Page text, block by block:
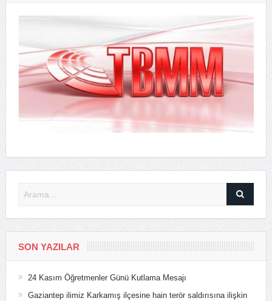
SON YAZILAR
24 Kasım Öğretmenler Günü Kutlama Mesajı
Gaziantep ilimiz Karkamış ilçesine hain terör saldırısına ilişkin